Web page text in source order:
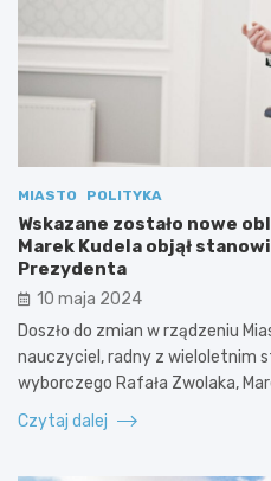
MIASTO POLITYKA
Wskazane zostało nowe
Marek Kudela objął
Prezydenta
10 maja 2024
Doszło do zmian w rządzeniu
nauczyciel, radny z wieloletnim
wyborczego Rafała Zwolaka,
Czytaj dalej